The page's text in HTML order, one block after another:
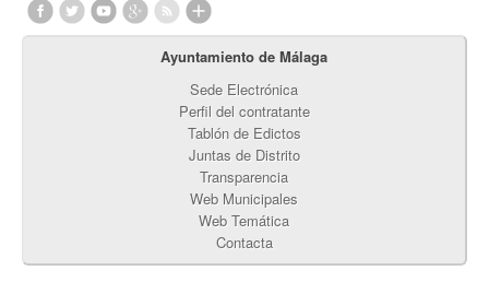
Ayuntamiento de Málaga
Sede Electrónica
Perfil del contratante
Tablón de Edictos
Juntas de Distrito
Transparencia
Web Municipales
Web Temática
Contacta